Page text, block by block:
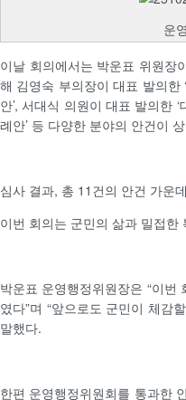
운
이날 회의에서는 박운표 위원장
해 김영숙 부의장이 대표 발의
안’, 서대식 의원이 대표 발의한
례안’ 등 다양한 분야의 안건이
심사 결과, 총 11건의 안건 가운
이번 회의는 군민의 삶과 밀접
박운표 운영행정위원장은 “이
였다”며 “앞으로도 군민이 체감
말했다.
한편 운영행정위원회를 통과한